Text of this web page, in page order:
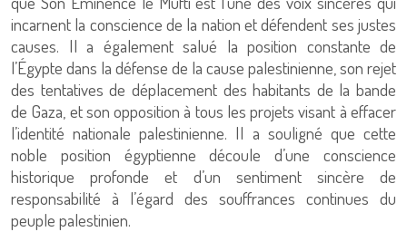
incarnent la conscience de la nation et défendent ses justes
causes. Il a également salué la position constante de
l’Égypte dans la défense de la cause palestinienne, son rejet
des tentatives de déplacement des habitants de la bande
de Gaza, et son opposition à tous les projets visant à effacer
l’identité nationale palestinienne. Il a souligné que cette
noble position égyptienne découle d’une conscience
historique profonde et d’un sentiment sincère de
responsabilité à l’égard des souffrances continues du
peuple palestinien.